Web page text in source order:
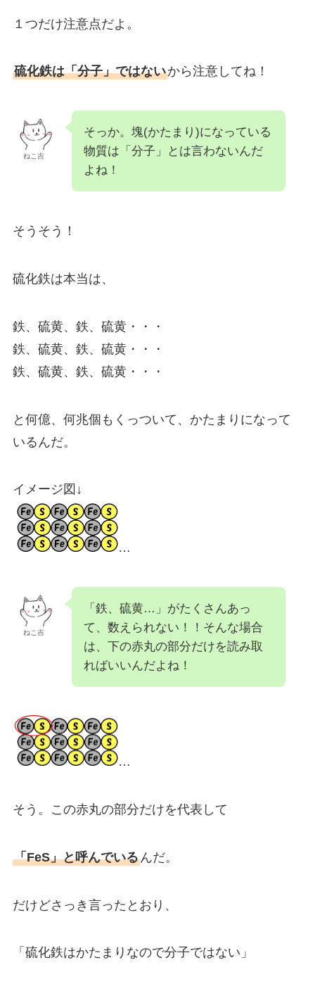
１つだけ注意点だよ。
硫化鉄は「分子」ではないから注意してね！
ねこ吉
そっか。塊(かたまり)になっている
物質は「分子」とは言わないんだ
よね！
そうそう！
硫化鉄は本当は、
鉄、硫黄、鉄、硫黄・・・
鉄、硫黄、鉄、硫黄・・・
鉄、硫黄、鉄、硫黄・・・
と何億、何兆個もくっついて、かたまりになって
いるんだ。
イメージ図↓
…
ねこ吉
「鉄、硫黄…」がたくさんあっ
て、数えられない！！そんな場合
は、下の赤丸の部分だけを読み取
ればいいんだよね！
…
そう。この赤丸の部分だけを代表して
「FeS」と呼んでいるんだ。
だけどさっき言ったとおり、
「硫化鉄はかたまりなので分子ではない」